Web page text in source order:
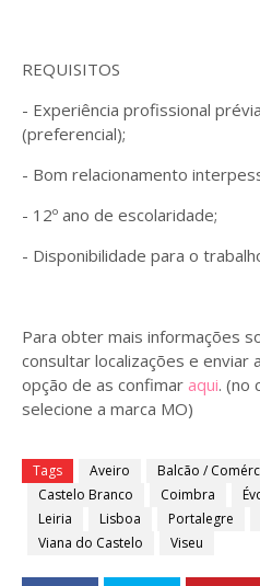
REQUISITOS
- Experiência profissional
(preferencial);
- Bom relacionamento
- 12º ano de escolaridade;
- Disponibilidade para o
Para obter mais informações
consultar localizações e enviar
opção de as confimar aqui. (no
selecione a marca MO)
Tags Aveiro Balcão /
Castelo Branco
Coimbra
Leiria
Lisboa Portalegre
Viana do Castelo
Viseu